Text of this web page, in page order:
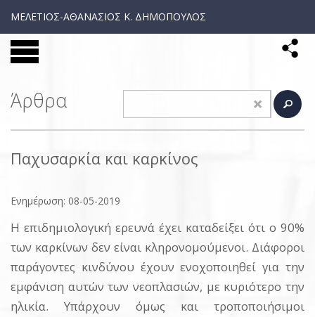
ΜΕΛΕΤΙΟΣ-ΑΘΑΝΑΣΙΟΣ Κ. ΔΗΜΟΠΟΥΛΟΣ
Άρθρα
Παχυσαρκία και καρκίνος
Ενημέρωση: 08-05-2019
Η επιδημιολογική ερευνά έχει καταδείξει ότι ο 90%
των καρκίνων δεν είναι κληρονομούμενοι. Διάφοροι
παράγοντες κινδύνου έχουν ενοχοποιηθεί για την
εμφάνιση αυτών των νεοπλασιών, με κυριότερο την
ηλικία. Υπάρχουν όμως και τροποποιήσιμοι